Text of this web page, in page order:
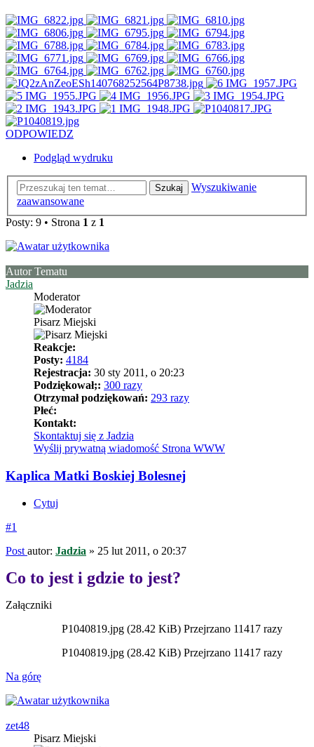
ODPOWIEDZ
Podgląd wydruku
Szukaj
Wyszukiwanie
zaawansowane
Posty: 9 • Strona 1 z 1
Autor Tematu
Jadzia
Moderator
Pisarz Miejski
Reakcje:
Posty: 4184
Rejestracja: 30 sty 2011, o 20:23
Podziękował;: 300 razy
Otrzymał podziękowań: 293 razy
Płeć:
Kontakt:
Skontaktuj się z Jadzia
Wyślij prywatną wiadomość Strona WWW
Kaplica Matki Boskiej Bolesnej
Cytuj
#1
Post autor: Jadzia » 25 lut 2011, o 20:37
Co to jest i gdzie to jest?
Załączniki
P1040819.jpg (28.42 KiB) Przejrzano 11417 razy
P1040819.jpg (28.42 KiB) Przejrzano 11417 razy
Na górę
zet48
Pisarz Miejski